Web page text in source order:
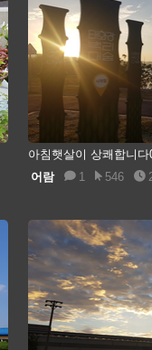
아침햇살이 상쾌합니다
어람
1 546